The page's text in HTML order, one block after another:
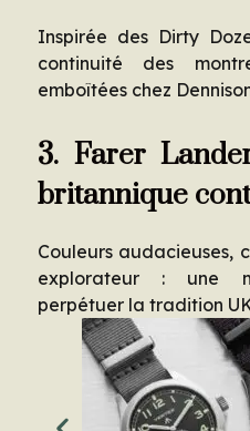
Inspirée des Dirty
continuité des
emboîtées chez
3. Farer
britannique
Couleurs audacieuses,
explorateur : une
perpétuer la tradition